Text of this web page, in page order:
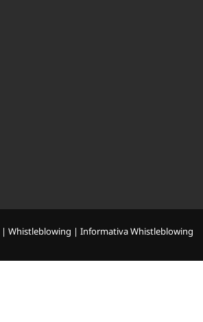
| Whistleblowing | Informativa Whistleblowing